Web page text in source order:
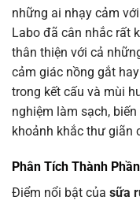
những ai nhạy cảm
Labo đã cân nhắc rất
thân thiện với cả
cảm giác nồng gắt
trong kết cấu và mùi
nghiệm làm sạch,
khoảnh khắc thư giãn
Phân Tích Thành
Điểm nổi bật của sữa